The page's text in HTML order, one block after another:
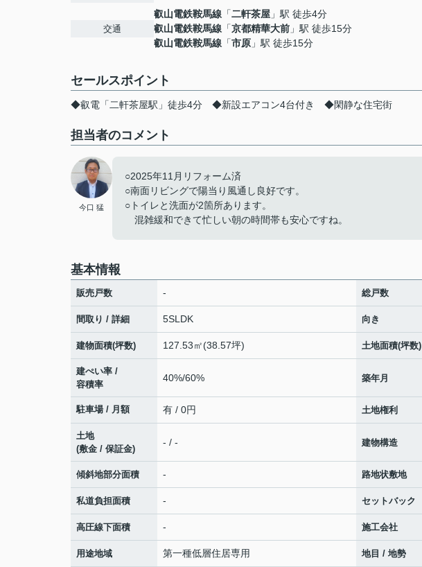
交通
叡山電鉄鞍馬線 「二軒茶屋 」駅 徒歩4分
叡山電鉄鞍馬線 「京都精華大前 」駅 徒歩15分
叡山電鉄鞍馬線 「市原 」駅 徒歩15分
セールスポイント
◆叡電「二軒茶屋駅」徒歩4分 ◆新設エアコン4台付き ◆閑静な住宅街
担当者のコメント
今口 猛
○2025年11月リフォーム済
○南面リビングで陽当り風通し良好です。
○トイレと洗面が2箇所あります。
混雑緩和できて忙しい朝の時間帯も安心ですね。
基本情報
販売戸数 - 総戸数
間取り / 詳細 5SLDK 向き
建物面積(坪数) 127.53㎡(38.57坪) 土地面積(坪数)
建ぺい率 /
容積率
40%/60% 築年月
駐車場 / 月額 有 / 0円 土地権利
土地
(敷金 / 保証金)
- / - 建物構造
傾斜地部分面積 - 路地状敷地
私道負担面積 - セットバック
高圧線下面積 - 施工会社
用途地域 第一種低層住居専用 地目 / 地勢